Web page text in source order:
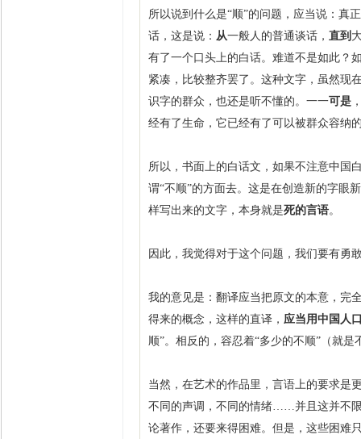
所以说到什么是“顺”的问题，应当说：真
话，这是说： 从一般人的普通谈话， 直到
有了一个口头上的白话。难道不是如此？
紧凑，比较整齐罢了。这种文字，虽然现
识字的群众，也还是听不懂的。一一可是
经有了生命，它已经有了可以被群众容纳
所以，书面上的白话文，如果不注意中国
谓“不顺”的方面去。这是在创造新的字眼
样写出来的文字，本身就是死的言语。
因此，我觉得对于这个问题，我们要有勇
我的意见是：翻译应当把原文的本意，完
得来的概念，这样的直译， 应当用中国人
顺”。相反的，容忍着“多少的不顺”（就
当然，在艺术的作品里，言语上的要求是
不同的声调，不同的情绪……并且这并不
论著作，还要来得困难。但是，这些困难